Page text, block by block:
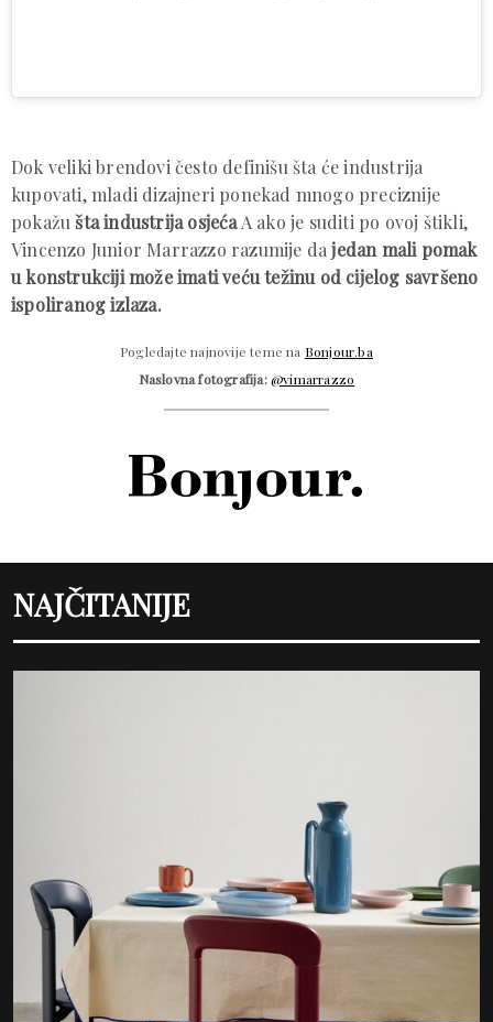
Dok veliki brendovi često definišu šta će industrija
kupovati, mladi dizajneri ponekad mnogo preciznije
pokažu šta industrija osjećaA ako je suditi po ovoj štikli,
Vincenzo Junior Marrazzo razumije dajedan mali pomak
u konstrukciji može imati veću težinu od cijelog savršeno
ispoliranog izlaza.
Pogledajte najnovije teme na Bonjour.ba
Naslovna fotografija:@vimarrazzo
NAJČITANIJE